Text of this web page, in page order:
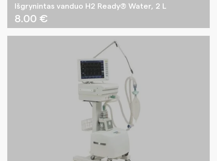
Išgrynintas vanduo H2 Ready® Water, 2 L
8.00 €